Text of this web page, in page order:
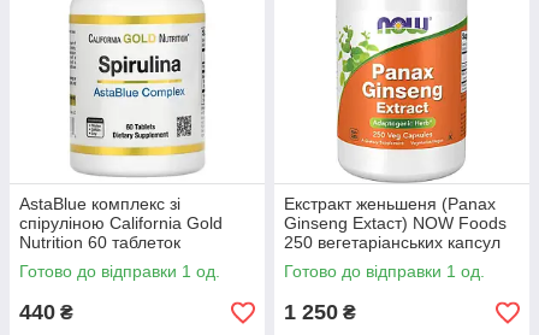
AstaBlue комплекс зі
спіруліною California Gold
Nutrition 60 таблеток
Готово до відправки 1 од.
440 ₴
Екстракт женьшеня (Panax
Ginseng Extacт) NOW Foods
250 вегетаріанських капсул
Готово до відправки 1 од.
1 250 ₴